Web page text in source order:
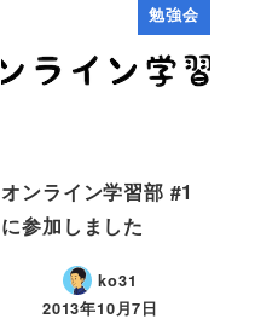
勉強会
オンライン学習部 #1
に参加しました
ko31
2013年10月7日